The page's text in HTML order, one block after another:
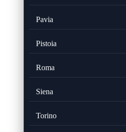
Pavia
Pistoia
Roma
Siena
Torino